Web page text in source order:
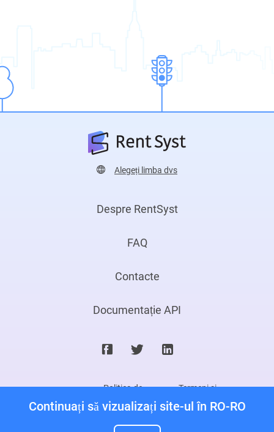
Alegeți limba dvs
Despre RentSyst
FAQ
Contacte
Documentație API
Politica de
confidențialitate
Termeni si
conditii
©2026. Rentsyst Ltd.
Continuați să vizualizați site-ul în RO-RO